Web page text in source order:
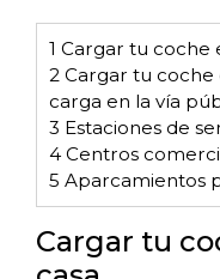
1 Cargar tu coche
2 Cargar tu coche
carga en la vía
3 Estaciones de
4 Centros
5 Aparcamientos
Cargar tu